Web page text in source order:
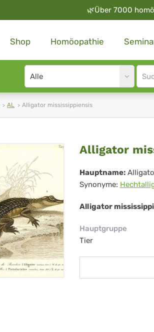
🌿Über 7000
Shop Homöopathie
Search
type
Site
AL Alligator mississippiensis
Alligator
Alligator
Hauptname:
Synonyme:
Alligator
Hauptgruppe
Tier